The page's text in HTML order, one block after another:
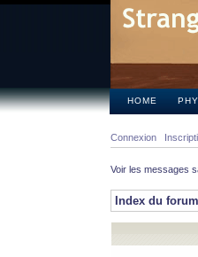
HOME
Connexion
Voir les messages
Index du forum